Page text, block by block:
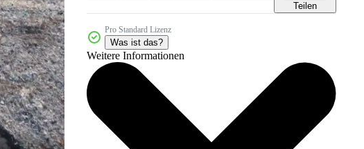
Teilen
Pro Standard Lizenz
Was ist das?
Weitere Informationen